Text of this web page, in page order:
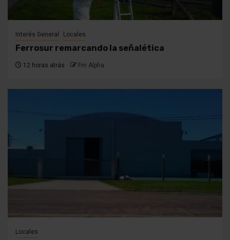
Interés General Locales
Ferrosur remarcando la señalética
12 horas atrás Fm Alpha
Locales